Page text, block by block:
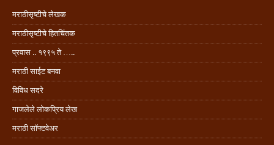
मराठीसृष्टीचे लेखक
मराठीसृष्टीचे हितचिंतक
प्रवास .. १९९५ ते …..
मराठी साईट बनवा
विविध सदरे
गाजलेले लोकप्रिय लेख
मराठी सॉफ्टवेअर